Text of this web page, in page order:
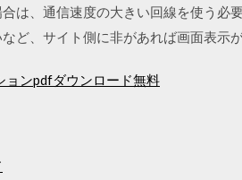
は、通信速度の大きい回線を使う必
ど、サイト側に非があれば画面表示
ョンpdfダウンロード無料